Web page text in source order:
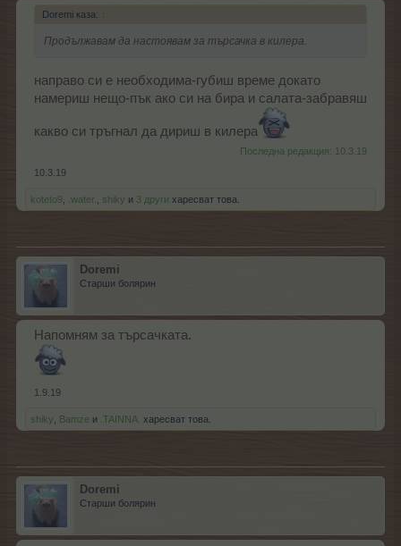
Doremi каза: ↑
Продължавам да настоявам за търсачка в килера.
направо си е необходима-губиш време докато
намериш нещо-пък ако си на бира и салата-забравяш
какво си тръгнал да дириш в килера
Последна редакция: 10.3.19
10.3.19
koteto9 .water. shiky и 3 други харесват това.
Doremi
Старши болярин
Напомням за търсачката.
1.9.19
shiky Bamze и .TAINNA. харесват това.
Doremi
Старши болярин